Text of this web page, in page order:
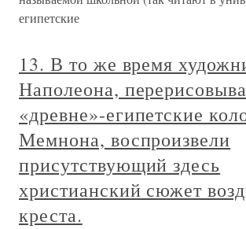
египетские
13. В то же время
Наполеона,
«древне»-египетские
Мемнона, воспроизвели
присутствующий здесь
христианский сюжет
креста.